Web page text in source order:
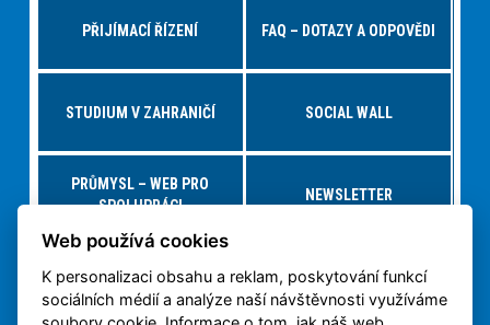
PŘIJÍMACÍ ŘÍZENÍ FAQ – DOTAZY A ODPOVĚDI
STUDIUM V ZAHRANIČÍ SOCIAL WALL
PRŮMYSL – WEB PRO
SPOLUPRÁCI
NEWSLETTER
NABÍDKY PRÁCE – JOBS FS VIRTUÁLNÍ PROHLÍDKA
Web používá cookies
K personalizaci obsahu a reklam, poskytování funkcí
sociálních médií a analýze naší návštěvnosti využíváme